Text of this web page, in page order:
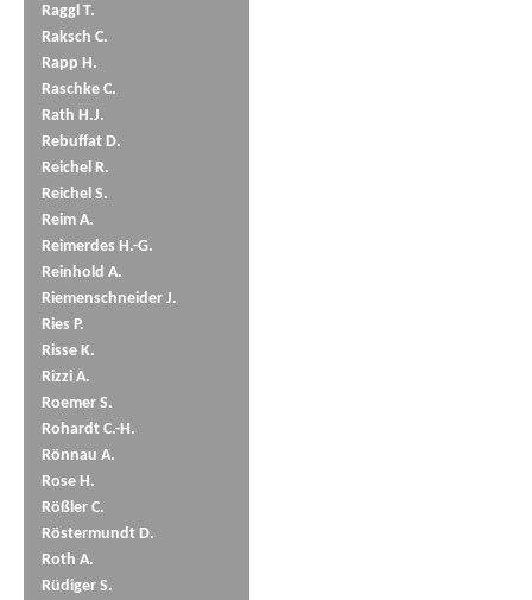
Raggl T.
Raksch C.
Rapp H.
Raschke C.
Rath H.J.
Rebuffat D.
Reichel R.
Reichel S.
Reim A.
Reimerdes H.-G.
Reinhold A.
Riemenschneider J.
Ries P.
Risse K.
Rizzi A.
Roemer S.
Rohardt C.-H.
Rönnau A.
Rose H.
Rößler C.
Röstermundt D.
Roth A.
Rüdiger S.